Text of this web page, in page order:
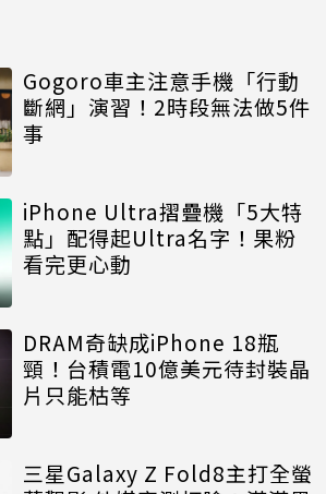
Gogoro車主注意手機「行動
斷網」演習！2時段無法做5件
事
iPhone Ultra摺疊機「5大特
點」配得起Ultra名字！果粉
看完更心動
DRAM奇缺成iPhone 18瓶
頸！台積電10億美元待封裝晶
片只能枯等
三星Galaxy Z Fold8主打全螢